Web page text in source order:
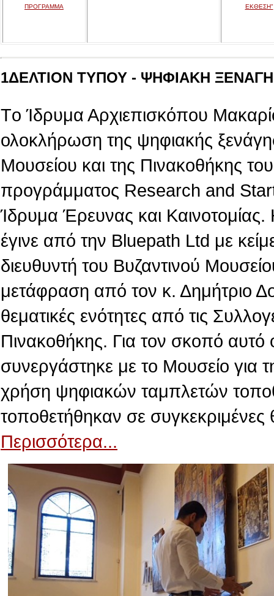
ΠΡΟΓΡΑΜΜΑ
ΕΚΘΕΣΗ"
1ΔΕΛΤΙΟΝ ΤΥΠΟΥ - ΨΗΦΙΑΚΗ
Tο Ίδρυμα Αρχιεπισκόπου
ολοκλήρωση της ψηφιακής
Μουσείου και της Πινακοθήκης
προγράμματος Research and
Ίδρυμα Έρευνας και
έγινε από την Βluepath Ltd με
διευθυντή του Βυζαντινού
μετάφραση από τον κ. Δημήτριο
θεματικές ενότητες από τις
Πινακοθήκης. Για τον σκοπό
συνεργάστηκε με το Μουσείο για
χρήση ψηφιακών ταμπλετών
τοποθετήθηκαν σε
Περισσότερα...